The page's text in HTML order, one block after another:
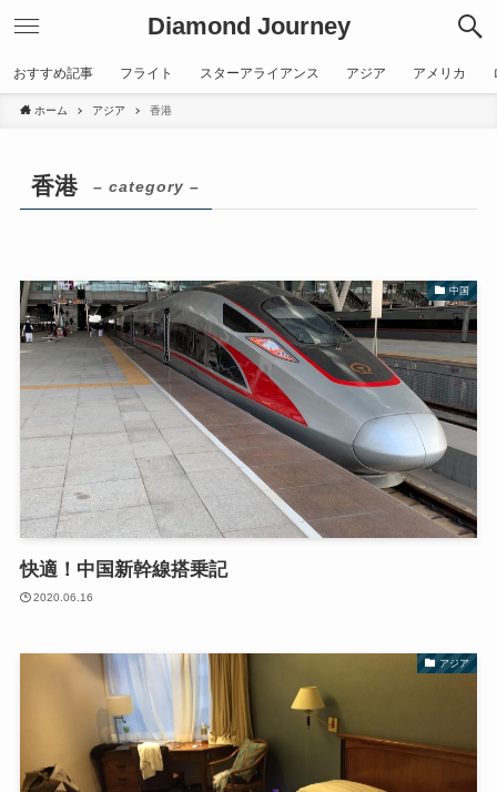
Diamond Journey
おすすめ記事 フライト スターアライアンス アジア アメリカ
ホーム アジア 香港
香港 – category –
中国
快適！中国新幹線搭乗記
2020.06.16
アジア